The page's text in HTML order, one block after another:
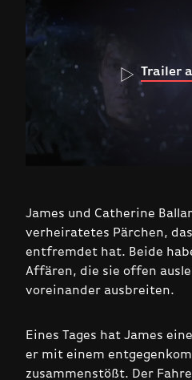
Trailer
James und Catherine
verheiratetes Pärchen,
entfremdet hat. Beide
Affären, die sie offen
voreinander ausbreiten.
Eines Tages hat James
er mit einem
zusammenstößt. Der